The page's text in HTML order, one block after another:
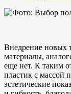
Внедрение новых
материалы,
еще нет. К таким
пластик с массой
эстетические